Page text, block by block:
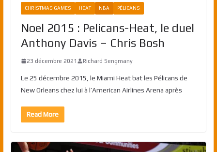
CHRISTMAS GAMES HEAT NBA PÉLICANS
Noel 2015 : Pelicans-Heat, le duel
Anthony Davis – Chris Bosh
23 décembre 2021 Richard Sengmany
Le 25 décembre 2015, le Miami Heat bat les Pélicans de
New Orleans chez lui à l’American Airlines Arena après
Read More